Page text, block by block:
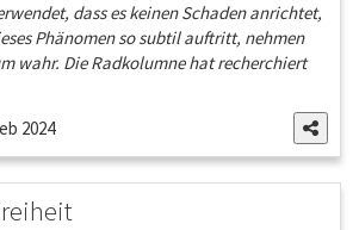
dass es keinen Schaden anrichtet,
Phänomen so subtil auftritt, nehmen
wahr. Die Radkolumne hat recherchiert
2024